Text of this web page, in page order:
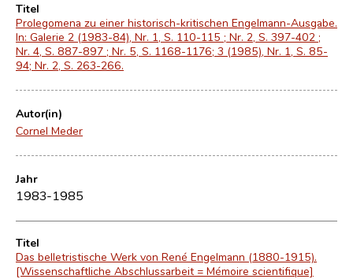
Titel
Prolegomena zu einer historisch-kritischen Engelmann-Ausgabe.
In: Galerie 2 (1983-84), Nr. 1, S. 110-115 ; Nr. 2, S. 397-402 ;
Nr. 4, S. 887-897 ; Nr. 5, S. 1168-1176; 3 (1985), Nr. 1, S. 85-
94; Nr. 2, S. 263-266.
Autor(in)
Cornel Meder
Jahr
1983-1985
Titel
Das belletristische Werk von René Engelmann (1880-1915).
[Wissenschaftliche Abschlussarbeit = Mémoire scientifique]